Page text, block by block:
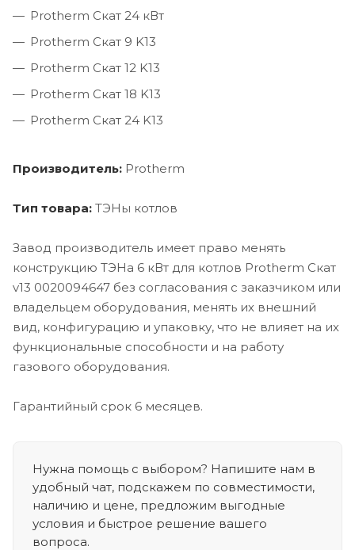
Protherm Скат 24 кВт
Protherm Скат 9 K13
Protherm Скат 12 K13
Protherm Скат 18 K13
Protherm Скат 24 K13
Производитель: Protherm
Тип товара: ТЭНы котлов
Завод производитель имеет право менять
конструкцию ТЭНа 6 кВт для котлов Protherm Скат
v13 0020094647 без согласования с заказчиком или
владельцем оборудования, менять их внешний
вид, конфигурацию и упаковку, что не влияет на их
функциональные способности и на работу
газового оборудования.
Гарантийный срок 6 месяцев.
Нужна помощь с выбором? Напишите нам в
удобный чат, подскажем по совместимости,
наличию и цене, предложим выгодные
условия и быстрое решение вашего
вопроса.